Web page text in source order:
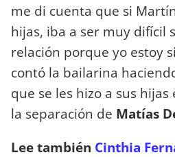
me di cuenta que si
hijas, iba a ser muy difícil
relación porque yo estoy
contó la bailarina
que se les hizo a sus
la separación de Matías
Lee también Cinthia